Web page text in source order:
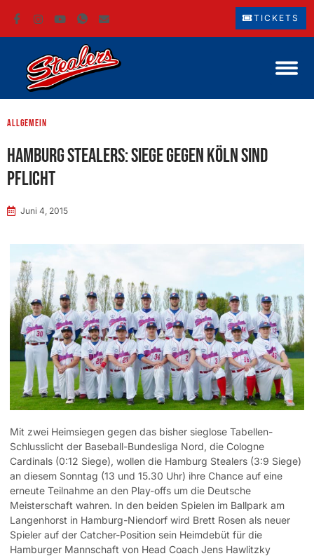
TICKETS
Allgemein
Hamburg Stealers: Siege gegen Köln sind
Pflicht
Juni 4, 2015
Mit zwei Heimsiegen gegen das bisher sieglose Tabellen-
Schlusslicht der Baseball-Bundesliga Nord, die Cologne
Cardinals (0:12 Siege), wollen die Hamburg Stealers (3:9 Siege)
an diesem Sonntag (13 und 15.30 Uhr) ihre Chance auf eine
erneute Teilnahme an den Play-offs um die Deutsche
Meisterschaft wahren. In den beiden Spielen im Ballpark am
Langenhorst in Hamburg-Niendorf wird Brett Rosen als neuer
Spieler auf der Catcher-Position sein Heimdebüt für die
Hamburger Mannschaft von Head Coach Jens Hawlitzky